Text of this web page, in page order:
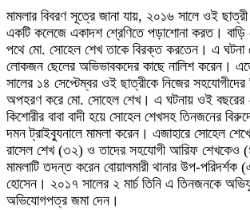
মামলার বিবরণ সূত্রে জানা যায়, ২০১৬ সালে ওই
একটি কলেজে একাদশ শ্রেণিতে পড়াশোনা করত। বাড়ি
পথে মো. সোহেল শেখ তাকে বিরক্ত করতেন। এ ঘটনা
লোকজন ছেলের অভিভাবকদের কাছে নালিশ করেন।
সালের ১৪ সেপ্টেম্বর ওই ছাত্রীকে নিজের সহযোগীদের
অপহরণ করে মো. সোহেল শেখ। এ ঘটনায় ওই বছরের
কিশোরীর বাবা বাদী হয়ে সোহেল শেখসহ তিনজনের
দমন ট্রাইব্যুনালে মামলা করেন। এজাহারে সোহেল
রাসেল শেখ (৩২) ও তাদের সহযোগী আরিফ শেখকেও
মামলাটি তদন্ত করেন বোয়ালমারী থানার উপ-
হোসেন। ২০১৭ সালের ২ মার্চ তিনি এ তিনজনকে
অভিযোগপত্র জমা দেন।